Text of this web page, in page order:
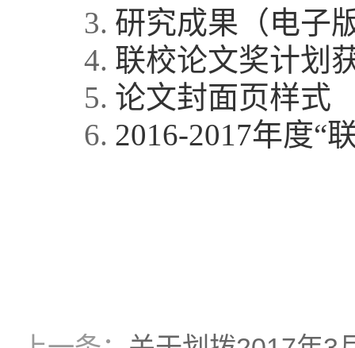
3. 研究成果（电子
4. 联校论文奖计划
5. 论文封面页样式
6. 2016-2017年度“